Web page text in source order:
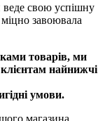
веде свою успішну
міцно завоювала
товарів, ми
найнижчі
умови.
магазина